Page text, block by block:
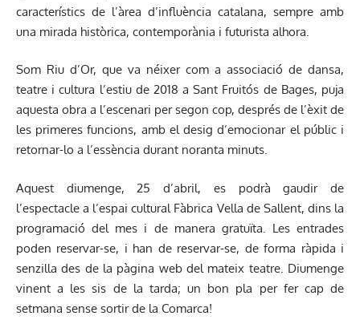
característics de l’àrea d’influència catalana, sempre amb
una mirada històrica, contemporània i futurista alhora.
Som Riu d’Or, que va néixer com a associació de dansa,
teatre i cultura l’estiu de 2018 a Sant Fruitós de Bages, puja
aquesta obra a l’escenari per segon cop, després de l’èxit de
les primeres funcions, amb el desig d’emocionar el públic i
retornar-lo a l’essència durant noranta minuts.
Aquest diumenge, 25 d’abril, es podrà gaudir de
l’espectacle a l’espai cultural Fàbrica Vella de Sallent, dins la
programació del mes i de manera gratuïta. Les entrades
poden reservar-se, i han de reservar-se, de forma ràpida i
senzilla des de la pàgina web del mateix teatre. Diumenge
vinent a les sis de la tarda; un bon pla per fer cap de
setmana sense sortir de la Comarca!